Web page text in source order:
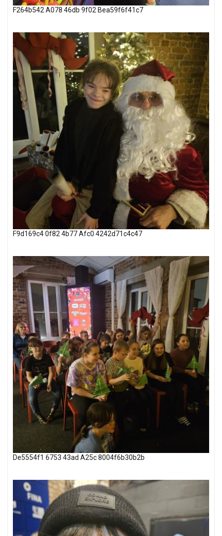
F264b542 A078 46db 9f02 Bea59f6f41c7
F9d169c4 0f82 4b77 Afc0 4242d71c4c47
De5554f1 6753 43ad A25c 8004f6b30b2b